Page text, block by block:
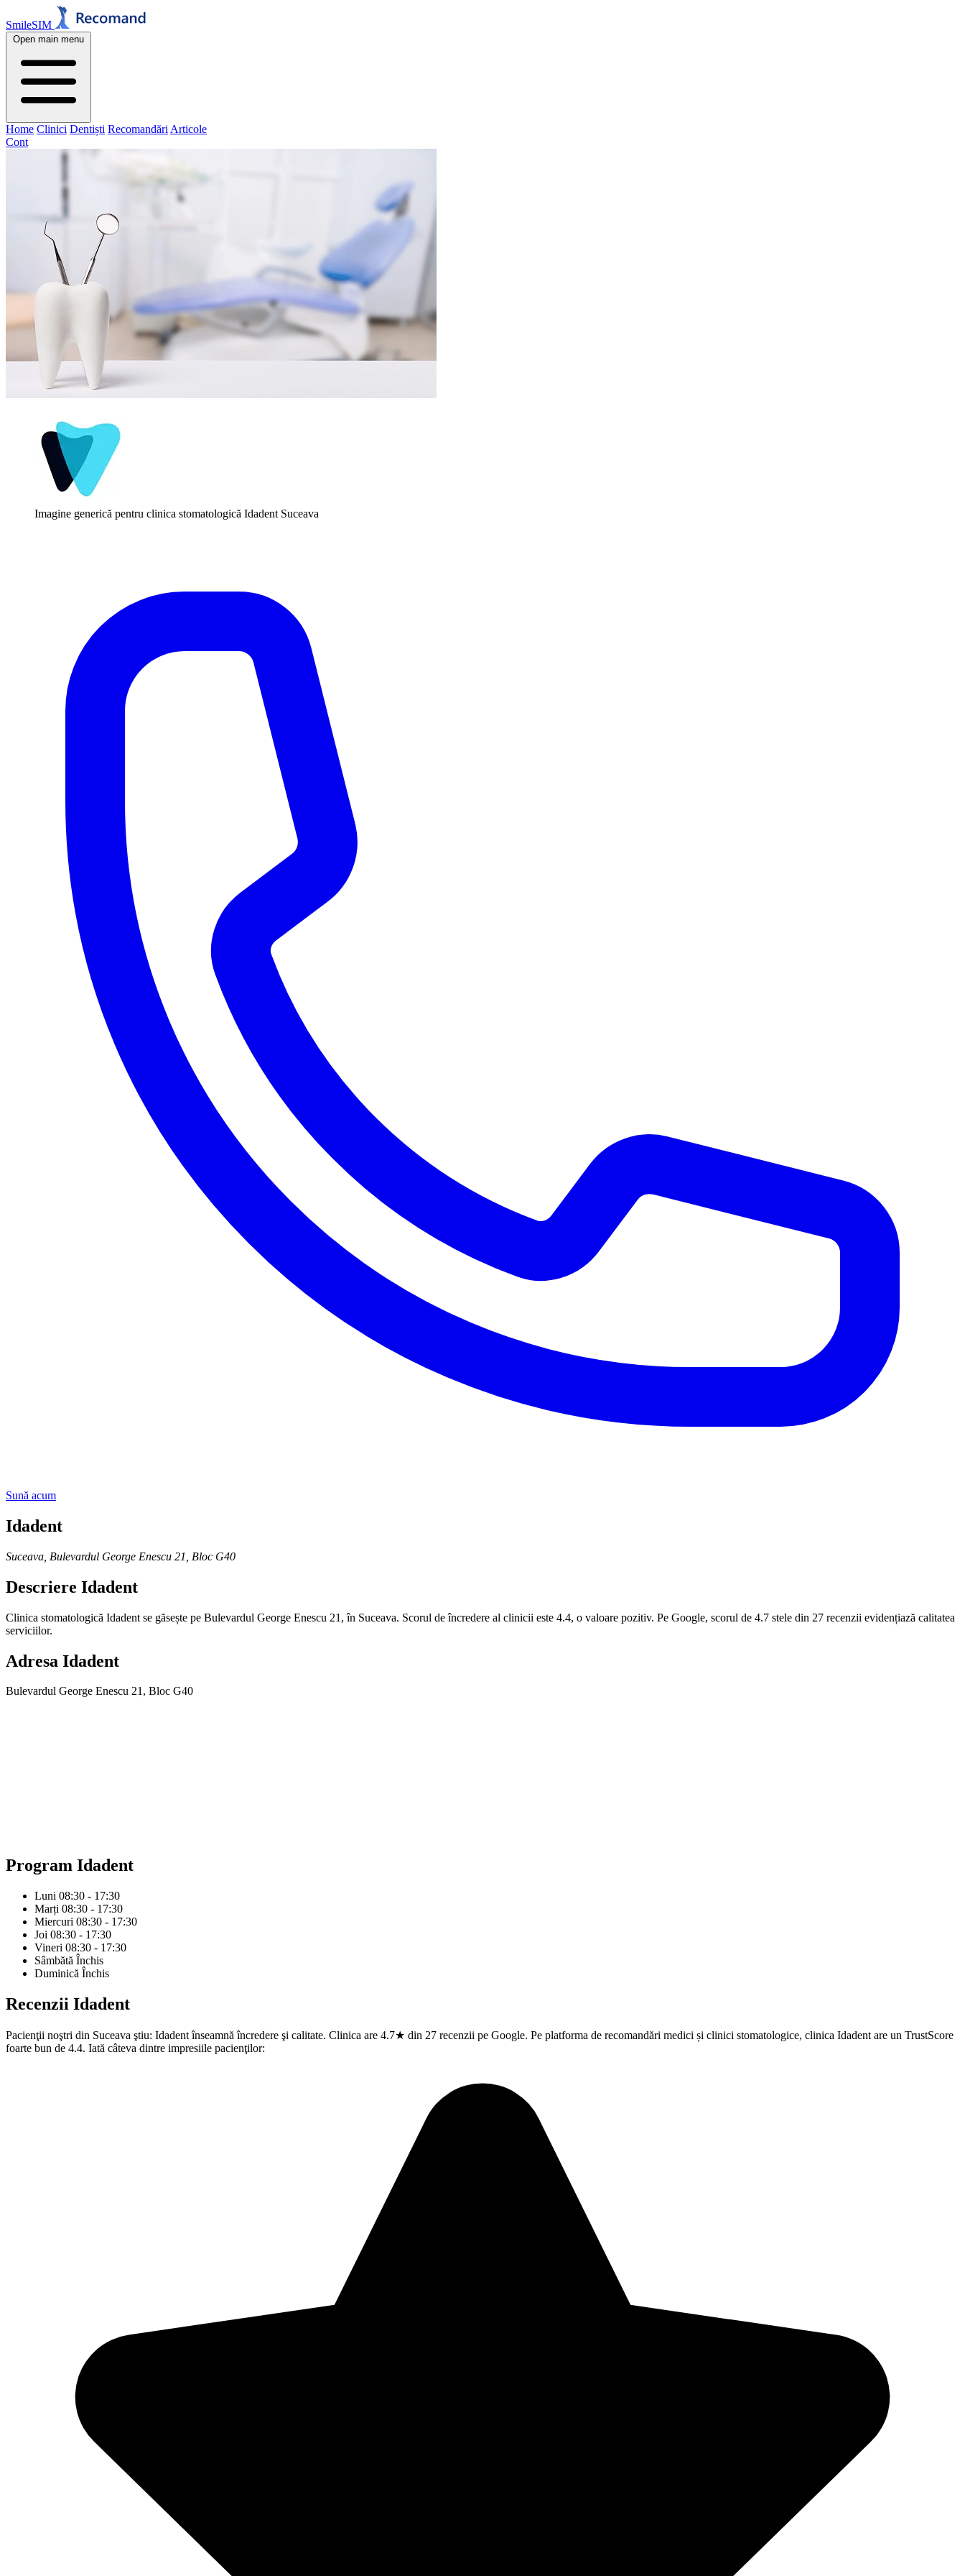
SmileSIM
Open main menu
Home Clinici Dentiști Recomandări Articole
Cont
Imagine generică pentru clinica stomatologică Idadent Suceava
Sună acum
Idadent
Suceava Bulevardul George Enescu 21, Bloc G40
Descriere Idadent
Clinica stomatologică Idadent se găsește pe Bulevardul George Enescu 21, în Suceava. Scorul de încredere al clinicii este 4.4, o valoare pozitiv. Pe Google, scorul de 4.7 stele din 27 recenzii evidențiază calitatea
serviciilor.
Adresa Idadent
Bulevardul George Enescu 21, Bloc G40
Program Idadent
Luni 08:30 - 17:30
Marți 08:30 - 17:30
Miercuri 08:30 - 17:30
Joi 08:30 - 17:30
Vineri 08:30 - 17:30
Sâmbătă Închis
Duminică Închis
Recenzii Idadent
Pacienţii noştri din Suceava ştiu: Idadent înseamnă încredere şi calitate. Clinica are 4.7★ din 27 recenzii pe Google. Pe platforma de recomandări medici și clinici stomatologice, clinica Idadent are un TrustScore
foarte bun de 4.4. Iată câteva dintre impresiile pacienţilor: